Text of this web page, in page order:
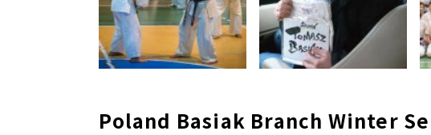
Poland Basiak Branch Winter